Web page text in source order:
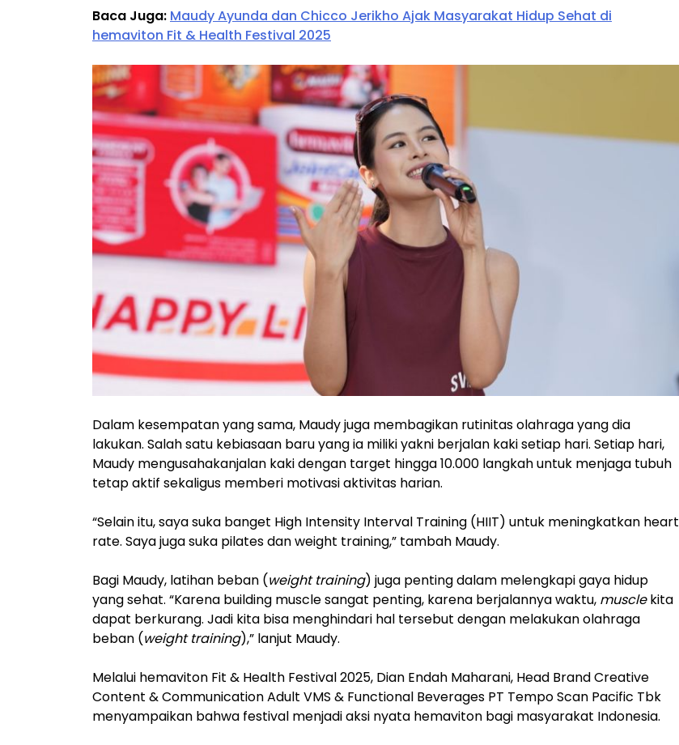
Baca Juga: Maudy Ayunda dan Chicco Jerikho Ajak Masyarakat Hidup Sehat di
hemaviton Fit & Health Festival 2025
Dalam kesempatan yang sama, Maudy juga membagikan rutinitas olahraga yang dia
lakukan. Salah satu kebiasaan baru yang ia miliki yakni berjalan kaki setiap hari. Setiap hari,
Maudy mengusahakanjalan kaki dengan target hingga 10.000 langkah untuk menjaga tubuh
tetap aktif sekaligus memberi motivasi aktivitas harian.
“Selain itu, saya suka banget High Intensity Interval Training (HIIT) untuk meningkatkan heart
rate. Saya juga suka pilates dan weight training,” tambah Maudy.
Bagi Maudy, latihan beban (weight training) juga penting dalam melengkapi gaya hidup
yang sehat. “Karena building muscle sangat penting, karena berjalannya waktu, musclekita
dapat berkurang. Jadi kita bisa menghindari hal tersebut dengan melakukan olahraga
beban (weight training),” lanjut Maudy.
Melalui hemaviton Fit & Health Festival 2025, Dian Endah Maharani, Head Brand Creative
Content & Communication Adult VMS & Functional Beverages PT Tempo Scan Pacific Tbk
menyampaikan bahwa festival menjadi aksi nyata hemaviton bagi masyarakat Indonesia.